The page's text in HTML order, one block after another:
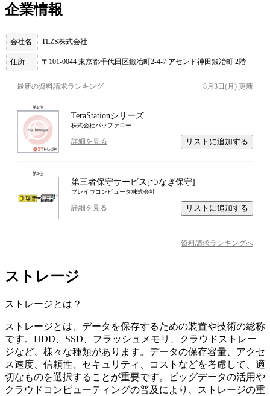
企業情報
会社名 TLZS株式会社
住所 〒101-0044 東京都千代田区鍛冶町2-4-7 アセンド神田鍛冶町 2階
最新の資料請求ランキング 8月3日(月) 更新
第1位
TeraStationシリーズ
株式会社バッファロー
詳細を見る リストに追加する
第2位
第三者保守サービス[つなぎ保守]
ブレイヴコンピュータ株式会社
詳細を見る リストに追加する
資料請求ランキングへ
ストレージ
ストレージとは？
ストレージとは、データを保存するための装置や技術の総称
です。HDD、SSD、フラッシュメモリ、クラウドストレー
ジなど、様々な種類があります。データの保存容量、アクセ
ス速度、信頼性、セキュリティ、コストなどを考慮して、適
切なものを選択することが重要です。ビッグデータの活用や
クラウドコンピューティングの普及により、ストレージの重